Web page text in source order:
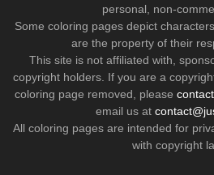
personal, non-
Some coloring pages depict
are the property of their
This site is not affiliated with,
copyright holders. If you are a
coloring page removed, please
email us at
All coloring pages are intended for
with copyright